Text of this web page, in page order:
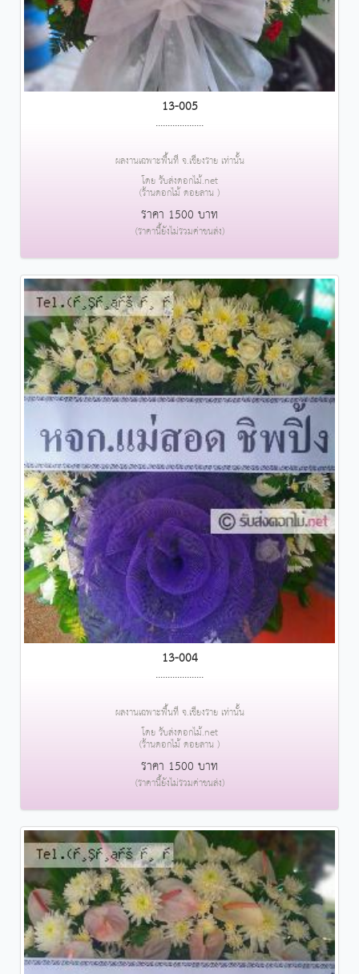
13-005
....................
ผลงานเฉพาะพื้นที่ จ.เชียงราย เท่านั้น
โดย รับส่งดอกไม้.net
(ร้านดอกไม้ ดอยลาน )
ราคา 1500 บาท
(ราคานี้ยังไม่รวมค่าขนส่ง)
13-004
....................
ผลงานเฉพาะพื้นที่ จ.เชียงราย เท่านั้น
โดย รับส่งดอกไม้.net
(ร้านดอกไม้ ดอยลาน )
ราคา 1500 บาท
(ราคานี้ยังไม่รวมค่าขนส่ง)